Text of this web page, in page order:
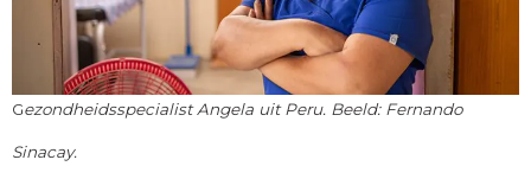
Gezondheidsspecialist Angela uit Peru. Beeld: Fernando
Sinacay.